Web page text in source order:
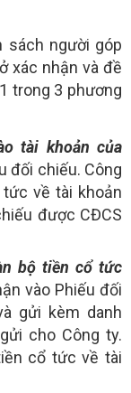
sách người góp
xác nhận và đề
trong 3 phương
tài khoản của
đối chiếu. Công
về tài khoản
được CĐCS
bộ tiền cổ tức
vào Phiếu đối
gửi kèm danh
cho Công ty.
cổ tức về tài